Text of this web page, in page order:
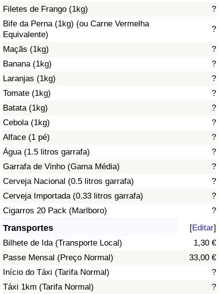
Filetes de Frango (1kg)
?
Bife da Perna (1kg) (ou Carne Vermelha
Equivalente)
?
Maçãs (1kg)
?
Banana (1kg)
?
Laranjas (1kg)
?
Tomate (1kg)
?
Batata (1kg)
?
Cebola (1kg)
?
Alface (1 pé)
?
Água (1.5 litros garrafa)
?
Garrafa de Vinho (Gama Média)
?
Cerveja Nacional (0.5 litros garrafa)
?
Cerveja Importada (0.33 litros garrafa)
?
Cigarros 20 Pack (Marlboro)
?
Transportes [Editar]
Bilhete de Ida (Transporte Local)
1,30 €
Passe Mensal (Preço Normal)
33,00 €
Início do Táxi (Tarifa Normal)
?
Táxi 1km (Tarifa Normal)
?
Indicador de Saúde por País
Poluição
Índice de poluição
Indicador de Poluição por País
Trânsito
Indicador de Trânsito
Indicador de Trânsito (Atual)
Indicador de Trânsito por País